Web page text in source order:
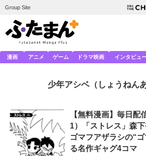
Group Site
漫画 アニメ ゲーム ドラマ映画 インタビュ
少年アシベ（しょうねん
【無料漫画】毎日配
1）「ストレス」森
ゴマフアザラシの“
る名作ギャグ4コマ